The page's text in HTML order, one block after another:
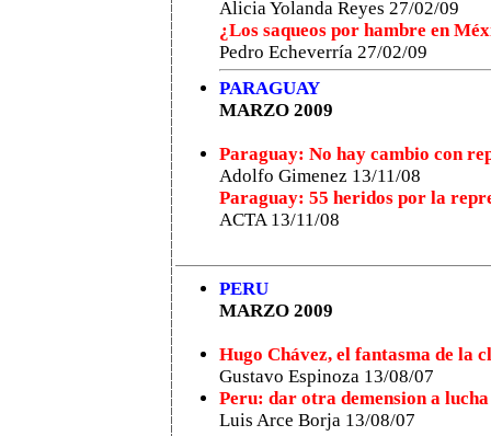
Alicia Yolanda Reyes 27/02/09
¿Los saqueos por hambre en
Pedro Echeverría 27/02/09
PARAGUAY
MARZO 2009
Paraguay: No hay cambio con
Adolfo Gimenez 13/11/08
Paraguay: 55 heridos por la
ACTA 13/11/08
PERU
MARZO 2009
Hugo Chávez, el fantasma de la
Gustavo Espinoza 13/08/07
Peru: dar otra demension a
Luis Arce Borja 13/08/07